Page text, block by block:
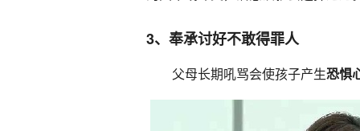
3、奉承讨好不敢得罪人
父母长期吼骂会使孩子产生恐惧